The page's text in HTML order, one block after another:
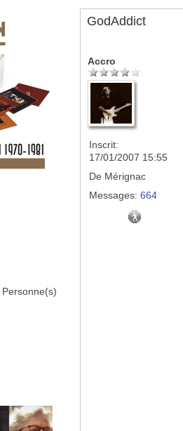
Personne(s)
GodAddict
Accro
Inscrit:
17/01/2007 15:55
De Mérignac
Messages: 664